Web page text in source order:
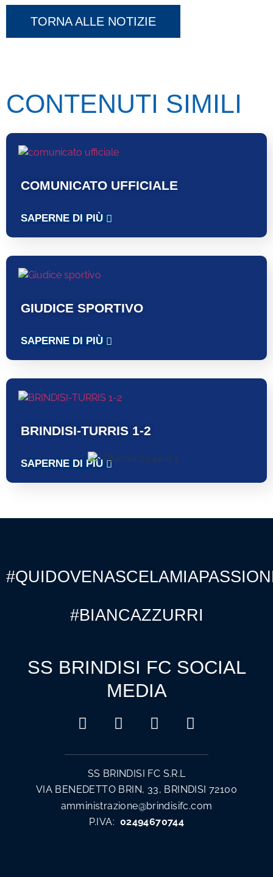
TORNA ALLE NOTIZIE
CONTENUTI SIMILI
COMUNICATO UFFICIALE
SAPERNE DI PIÙ
GIUDICE SPORTIVO
SAPERNE DI PIÙ
BRINDISI-TURRIS 1-2
SAPERNE DI PIÙ
#BIANCAZZURRI
SS BRINDISI FC SOCIAL
MEDIA
SS BRINDISI FC S.R.L
VIA BENEDETTO BRIN, 33, BRINDISI 72100
amministrazione@brindisifc.com
P.IVA: 02494670744